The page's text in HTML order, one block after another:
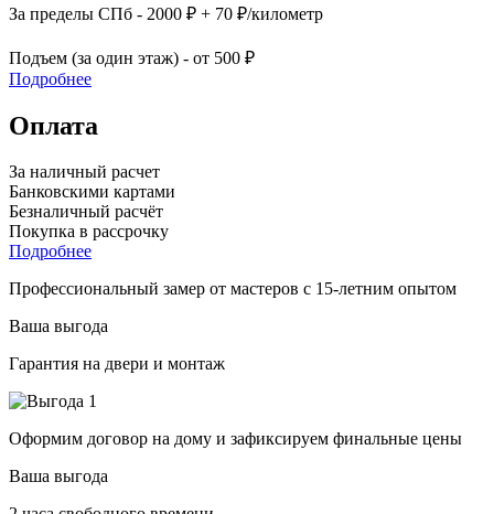
За пределы СПб - 2000 ₽ + 70 ₽/километр
Подъем (за один этаж) - от 500 ₽
Подробнее
Оплата
За наличный расчет
Банковскими картами
Безналичный расчёт
Покупка в рассрочку
Подробнее
Профессиональный замер от мастеров с 15-летним опытом
Ваша выгода
Гарантия на двери и монтаж
Оформим договор на дому и зафиксируем финальные цены
Ваша выгода